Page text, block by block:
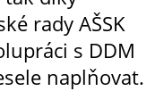
rady AŠSK
s DDM
naplňovat.